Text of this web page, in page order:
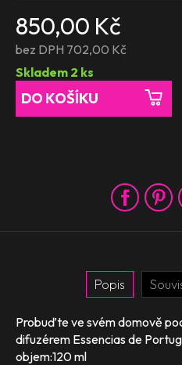
850,00 Kč
bez DPH 702,00 Kč
Skladem 2 ks
DO KOŠÍKU
Popis
Probuďte ve svém domově
difuzérem Essencias de
objem:120 ml